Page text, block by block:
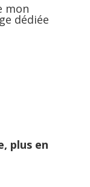
mon
dédiée
plus en